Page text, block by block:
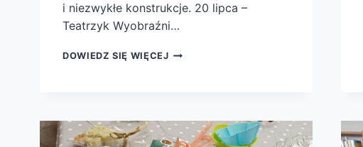
i niezwykłe konstrukcje. 20 lipca –
Teatrzyk Wyobraźni…
DOWIEDZ SIĘ WIĘCEJWAKACJE